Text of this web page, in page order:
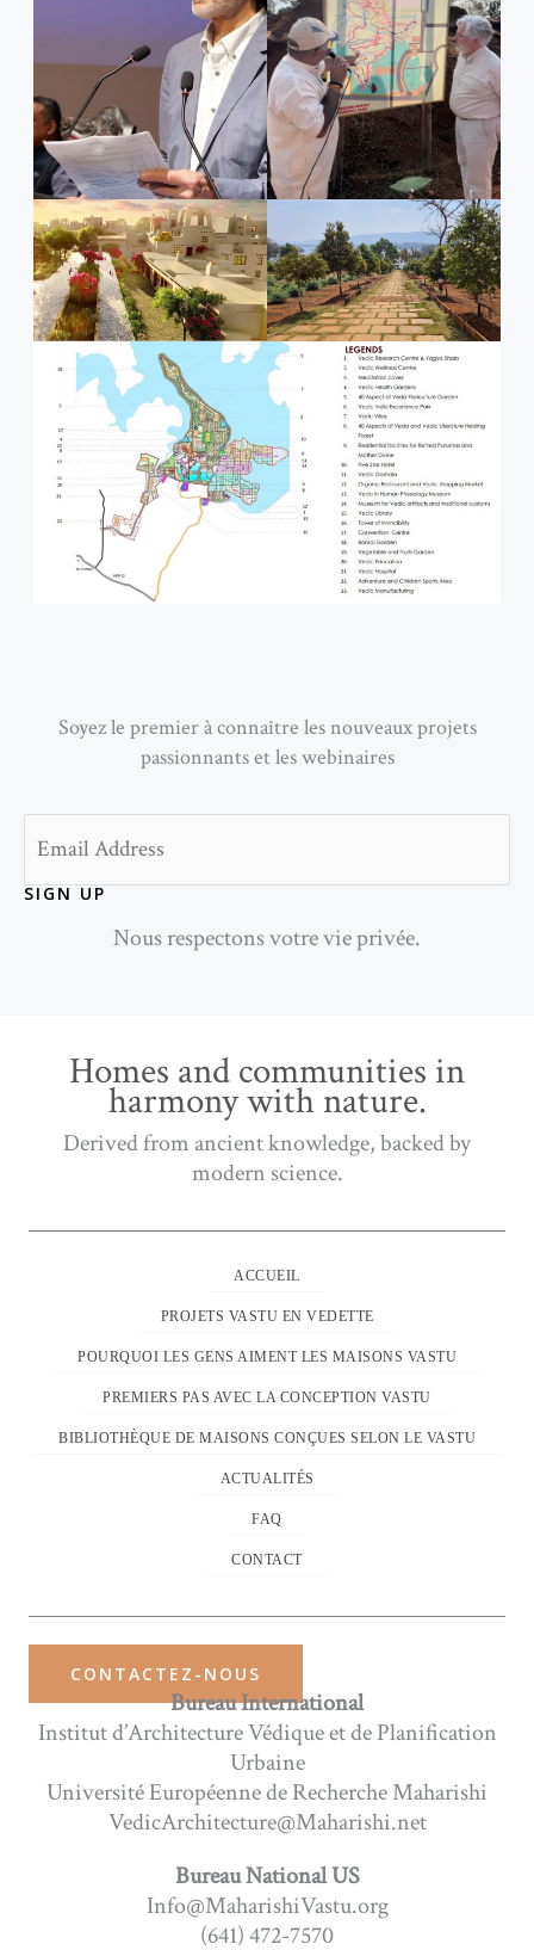
Soyez le premier à connaître les nouveaux projets
passionnants et les webinaires
SIGN UP
Nous respectons votre vie privée.
Homes and communities in
harmony with nature.
Derived from ancient knowledge, backed by
modern science.
ACCUEIL
PROJETS VASTU EN VEDETTE
POURQUOI LES GENS AIMENT LES MAISONS VASTU
PREMIERS PAS AVEC LA CONCEPTION VASTU
BIBLIOTHÈQUE DE MAISONS CONÇUES SELON LE VASTU
ACTUALITÉS
FAQ
CONTACT
CONTACTEZ-NOUS
Bureau International
Institut d’Architecture Védique et de Planification
Urbaine
Université Européenne de Recherche Maharishi
VedicArchitecture@Maharishi.net
Bureau National US
Info@MaharishiVastu.org
(641) 472-7570